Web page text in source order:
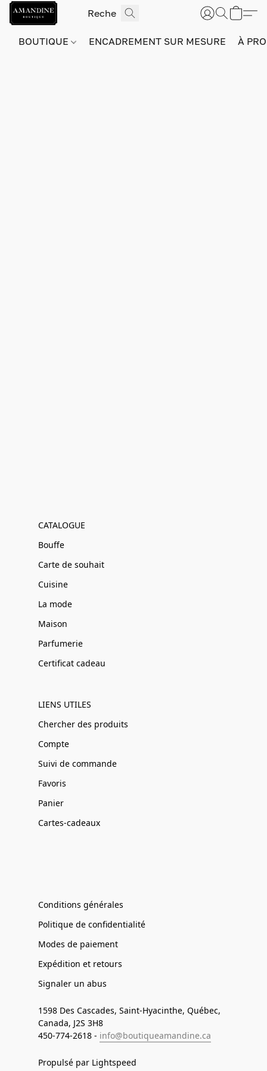
BOUTIQUE ENCADREMENT SUR MESURE À
CATALOGUE
Bouffe
Carte de souhait
Cuisine
La mode
Maison
Parfumerie
Certificat cadeau
LIENS UTILES
Chercher des produits
Compte
Suivi de commande
Favoris
Panier
Cartes-cadeaux
Conditions générales
Politique de confidentialité
Modes de paiement
Expédition et retours
Signaler un abus
1598 Des Cascades, Saint-Hyacinthe, Québec,
Canada, J2S 3H8
450-774-2618 - info@boutiqueamandine.ca
Propulsé par Lightspeed